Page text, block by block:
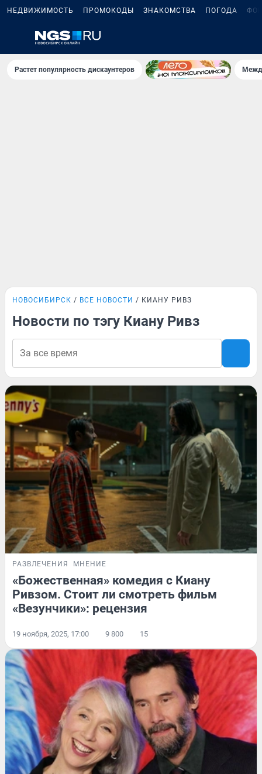
НЕДВИЖИМОСТЬ ПРОМОКОДЫ ЗНАКОМСТВА ПОГОДА
Растет популярность дискаунтеров
НОВОСИБИРСК ВСЕ НОВОСТИ КИАНУ РИВЗ
Новости по тэгу Киану Ривз
РАЗВЛЕЧЕНИЯ МНЕНИЕ
«Божественная» комедия с Киану
Ривзом. Стоит ли смотреть фильм
«Везунчики»: рецензия
19 ноября, 2025, 17:00 9 800 15